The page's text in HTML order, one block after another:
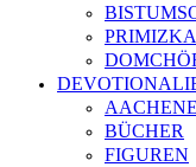
BÜCHER
FIGUREN